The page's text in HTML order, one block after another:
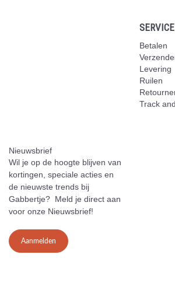
SERVICE
Betalen
Levering
Ruilen
Track
Nieuwsbrief
Wil je op de hoogte blijven van
kortingen, speciale acties en
de nieuwste trends bij
Gabbertje? Meld je direct aan
voor onze Nieuwsbrief!
Aanmelden